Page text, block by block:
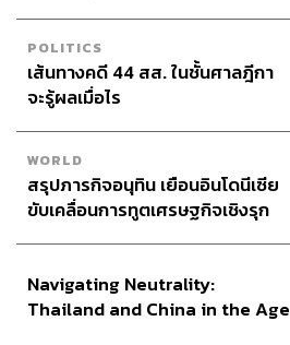
POLITICS
เส้นทางคดี 44 สส. ในชั้นศาลฎีกา
จะรู้ผลเมื่อไร
WORLD
สรุปภารกิจอนุทิน เยือนอินโดนีเซีย
ขับเคลื่อนการทูตเศรษฐกิจเชิงรุก
Navigating Neutrality:
Thailand and China in the Age